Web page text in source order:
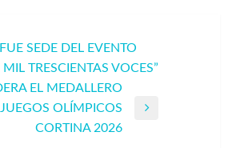
SEDE DEL EVENTO
TRESCIENTAS VOCES”
EL MEDALLERO
JUEGOS OLÍMPICOS
CORTINA 2026